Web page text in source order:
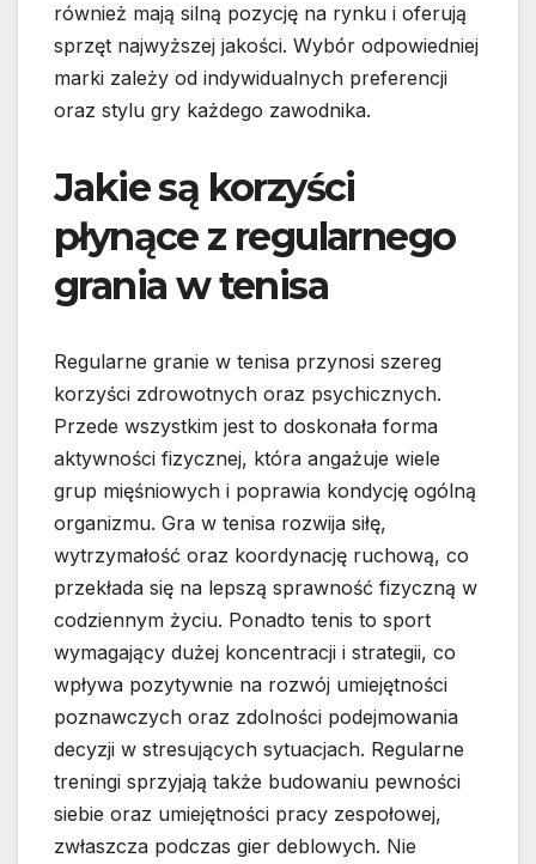
również mają silną pozycję na rynku i oferują
sprzęt najwyższej jakości. Wybór odpowiedniej
marki zależy od indywidualnych preferencji
oraz stylu gry każdego zawodnika.
Jakie są korzyści
płynące z regularnego
grania w tenisa
Regularne granie w tenisa przynosi szereg
korzyści zdrowotnych oraz psychicznych.
Przede wszystkim jest to doskonała forma
aktywności fizycznej, która angażuje wiele
grup mięśniowych i poprawia kondycję ogólną
organizmu. Gra w tenisa rozwija siłę,
wytrzymałość oraz koordynację ruchową, co
przekłada się na lepszą sprawność fizyczną w
codziennym życiu. Ponadto tenis to sport
wymagający dużej koncentracji i strategii, co
wpływa pozytywnie na rozwój umiejętności
poznawczych oraz zdolności podejmowania
decyzji w stresujących sytuacjach. Regularne
treningi sprzyjają także budowaniu pewności
siebie oraz umiejętności pracy zespołowej,
zwłaszcza podczas gier deblowych. Nie